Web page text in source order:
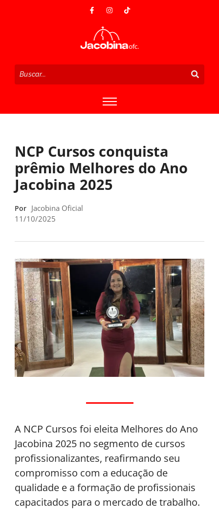
NCP Cursos conquista
prêmio Melhores do Ano
Jacobina 2025
Por Jacobina Oficial
11/10/2025
A NCP Cursos foi eleita Melhores do Ano
Jacobina 2025 no segmento de cursos
profissionalizantes, reafirmando seu
compromisso com a educação de
qualidade e a formação de profissionais
capacitados para o mercado de trabalho.